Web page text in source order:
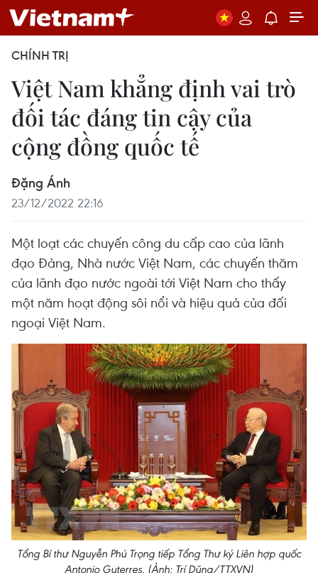
CHÍNH TRỊ
Việt Nam khẳng định vai trò
đối tác đáng tin cậy của
cộng đồng quốc tế
Đặng Ánh
23/12/2022 22:16
Một loạt các chuyến công du cấp cao của lãnh
đạo Đảng, Nhà nước Việt Nam, các chuyến thăm
của lãnh đạo nước ngoài tới Việt Nam cho thấy
một năm hoạt động sôi nổi và hiệu quả của đối
ngoại Việt Nam.
Tổng Bí thư Nguyễn Phú Trọng tiếp Tổng Thư ký Liên hợp quốc
Antonio Guterres. (Ảnh: Trí Dũng/TTXVN)